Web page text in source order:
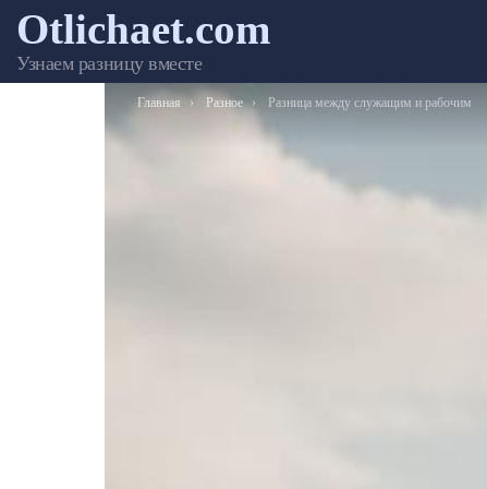
Otlichaet.com
Узнаем разницу вместе
Вы здесь:
Главная Разное Разница между служащим и рабочим